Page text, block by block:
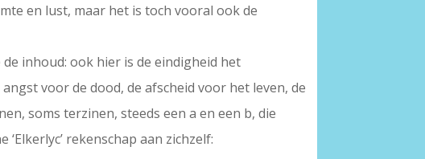
en lust, maar het is toch vooral ook de
de inhoud: ook hier is de eindigheid het
voor de dood, de afscheid voor het leven, de
soms terzinen, steeds een a en een b, die
rekenschap aan zichzelf: